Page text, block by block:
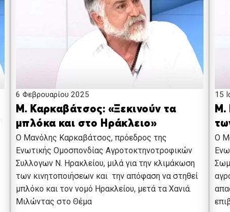
6 Φεβρουαρίου 2025
Μ. Καρκαβάτσος: «Ξεκινούν τα
μπλόκα και στο Ηράκλειο»
Ο Μανόλης Καρκαβάτσος, πρόεδρος της
Ενωτικής Ομοσπονδίας Αγροτοκτηνοτροφικών
Συλλογων Ν. Ηρακλείου, μιλά για την κλιμάκωση
των κινητοποιήσεων και την απόφαση να στηθεί
μπλόκο και τον νομό Ηρακλείου, μετά τα Χανιά.
Μιλώντας στο Θέμα
15
Μ.
Ο